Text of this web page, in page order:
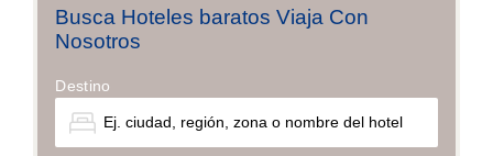
Busca Hoteles baratos Viaja Con
Nosotros
Destino